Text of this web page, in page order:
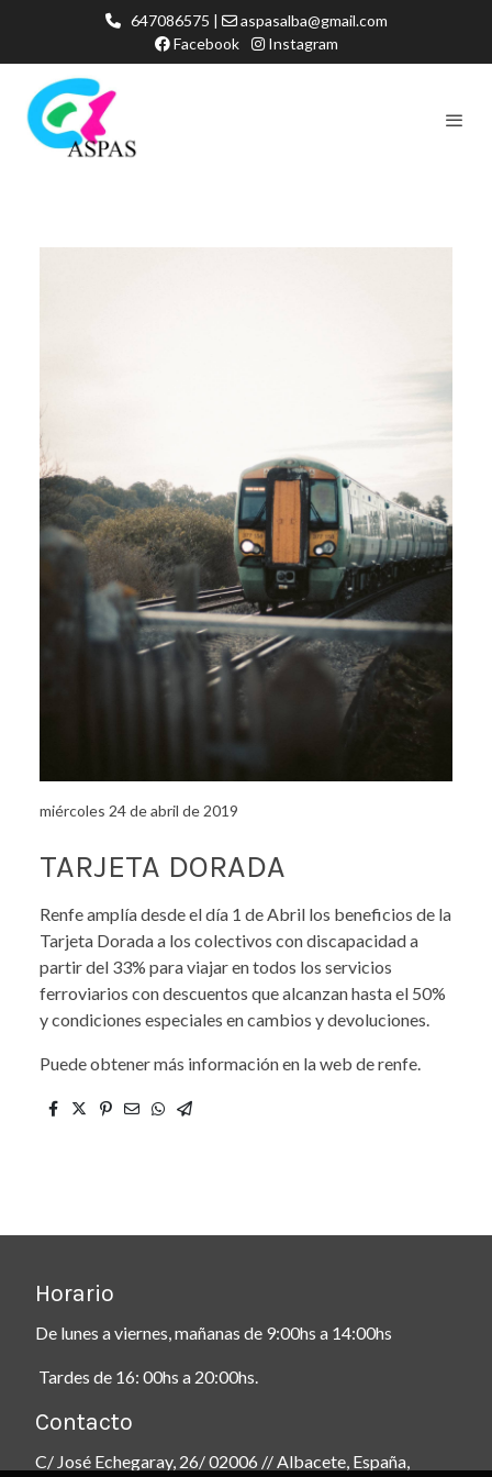
647086575 |
aspasalba@gmail.com
Facebook
Instagram
miércoles 24 de abril de 2019
TARJETA DORADA
Renfe amplía desde el día 1 de Abril los beneficios de la
Tarjeta Dorada a los colectivos con discapacidad a
partir del 33% para viajar en todos los servicios
ferroviarios con descuentos que alcanzan hasta el 50%
y condiciones especiales en cambios y devoluciones.
Puede obtener más información en la web de renfe.
Horario
De lunes a viernes, mañanas de 9:00hs a 14:00hs
Tardes de 16: 00hs a 20:00hs.
Contacto
C/ José Echegaray, 26/ 02006 // Albacete, España,